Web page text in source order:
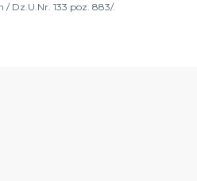
Dz.U.Nr. 133 poz. 883/.